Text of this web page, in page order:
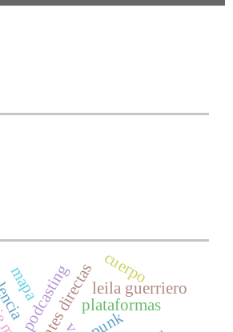
fuentes directasplataformas
podcasting leila guerriero
punk
mapa cuerpo